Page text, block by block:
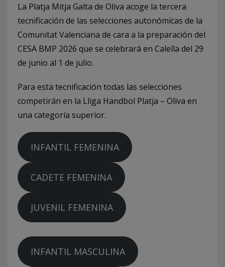
La Platja Mitja Galta de Oliva acoge la tercera
tecnificación de las selecciones autonómicas de la
Comunitat Valenciana de cara a la preparación del
CESA BMP 2026 que se celebrará en Calella del 29
de junio al 1 de julio.
Para esta tecnificación todas las selecciones
competirán en la Lliga Handbol Platja – Oliva en
una categoría superior.
INFANTIL FEMENINA
CADETE FEMENINA
JUVENIL FEMENINA
INFANTIL MASCULINA